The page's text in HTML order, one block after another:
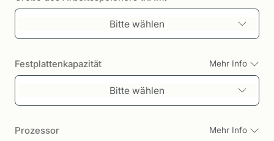
Bitte wählen
Festplattenkapazität Mehr Info
Bitte wählen
Prozessor Mehr Info